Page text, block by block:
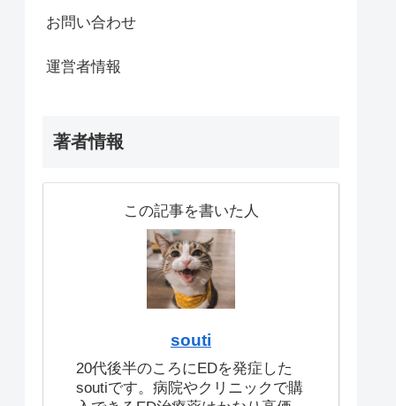
お問い合わせ
運営者情報
著者情報
この記事を書いた人
souti
20代後半のころにEDを発症した
soutiです。病院やクリニックで購